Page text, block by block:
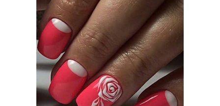
Объемный рисунок Объемная лепка